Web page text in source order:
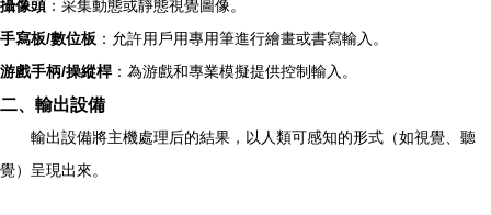
攝像頭 ：采集動態或靜態視覺圖像。
手寫板/數位板 ：允許用戶用專用筆進行繪畫或書寫輸入。
游戲手柄/操縱桿：為游戲和專業模擬提供控制輸入。
二、輸出設備
輸出設備將主機處理后的結果，以人類可感知的形式（如視覺、聽
覺）呈現出來。